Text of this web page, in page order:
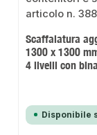
Scaffalatura
1300 x 1300
4 livelli con
Disponibile